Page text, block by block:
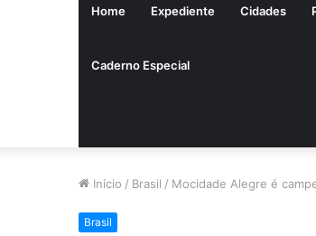
Home Expediente Cidades
Caderno Especial
Início / Brasil / Mocidade Alegre é
Brasil